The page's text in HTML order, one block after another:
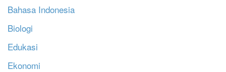
Bahasa Indonesia
Biologi
Edukasi
Ekonomi